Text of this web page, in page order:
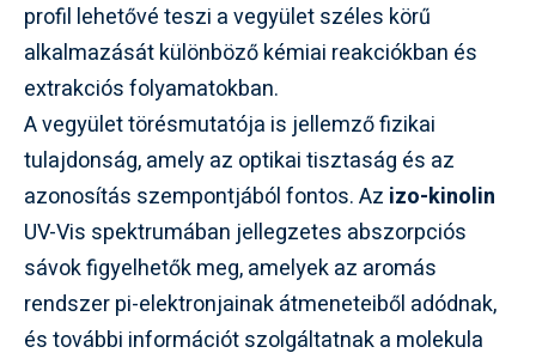
profil lehetővé teszi a vegyület széles körű
alkalmazását különböző kémiai reakciókban és
extrakciós folyamatokban.
A vegyület törésmutatója is jellemző fizikai
tulajdonság, amely az optikai tisztaság és az
azonosítás szempontjából fontos. Az izo-kinolin
UV-Vis spektrumában jellegzetes abszorpciós
sávok figyelhetők meg, amelyek az aromás
rendszer pi-elektronjainak átmeneteiből adódnak,
és további információt szolgáltatnak a molekula